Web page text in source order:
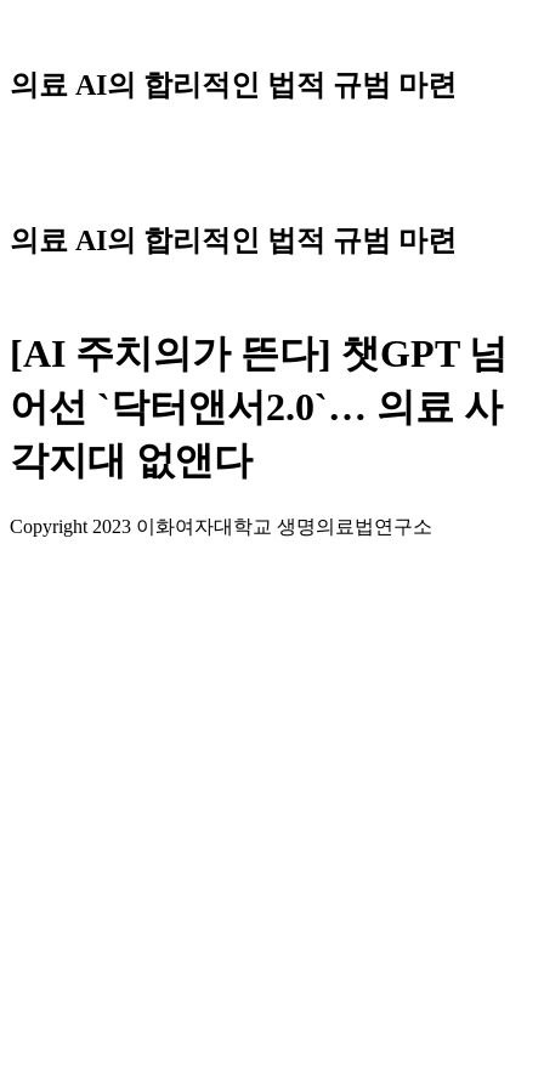
content
의료 AI의 합리적인 법적 규범 마련
의료 AI의 합리적인 법적 규범 마련
[AI 주치의가 뜬다] 챗GPT 넘
어선 `닥터앤서2.0`… 의료 사
각지대 없앤다
Copyright 2023 이화여자대학교 생명의료법연구소